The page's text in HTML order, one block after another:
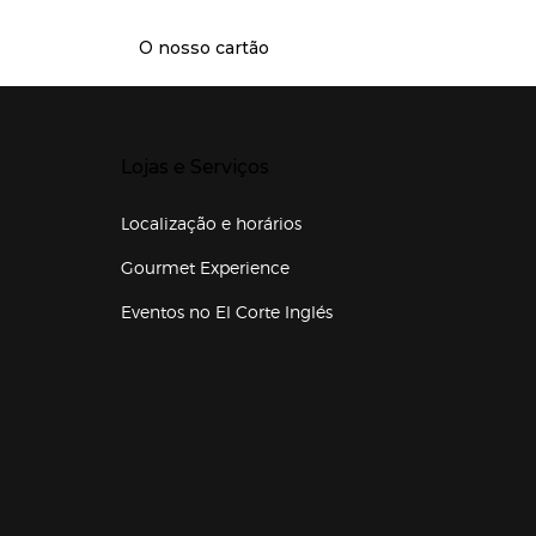
O nosso cartão
Localização e horários
Gourmet Experience
Eventos no El Corte Inglés